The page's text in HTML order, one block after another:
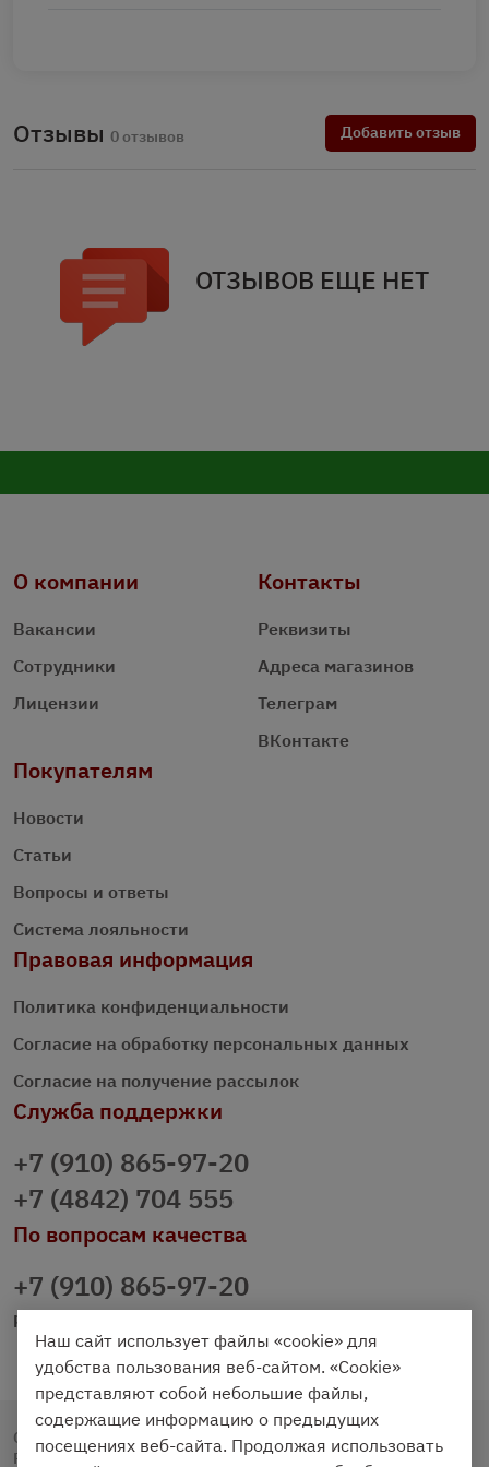
Отзывы 0 отзывов Добавить отзыв
ОТЗЫВОВ ЕЩЕ НЕТ
О компании
Вакансии
Сотрудники
Лицензии
Контакты
Реквизиты
Адреса магазинов
Телеграм
ВКонтакте
Покупателям
Новости
Статьи
Вопросы и ответы
Система лояльности
Правовая информация
Политика конфиденциальности
Согласие на обработку персональных данных
Согласие на получение рассылок
Служба поддержки
+7 (910) 865-97-20
+7 (4842) 704 555
По вопросам качества
+7 (910) 865-97-20
prazdnichniy40@palmi.ru
Copyright © 2020 - 2026. Праздничный Стол.
Разработка и продвижение - Vegas Studio
Наш сайт использует файлы «cookie» для
удобства пользования веб-сайтом. «Cookie»
представляют собой небольшие файлы,
содержащие информацию о предыдущих
посещениях веб-сайта. Продолжая использовать